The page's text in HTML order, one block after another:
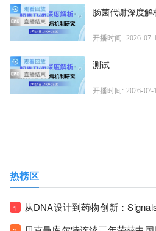
肠菌代谢深度
开播时间: 2026-07-
测试
开播时间: 2026-07-
热榜区
1